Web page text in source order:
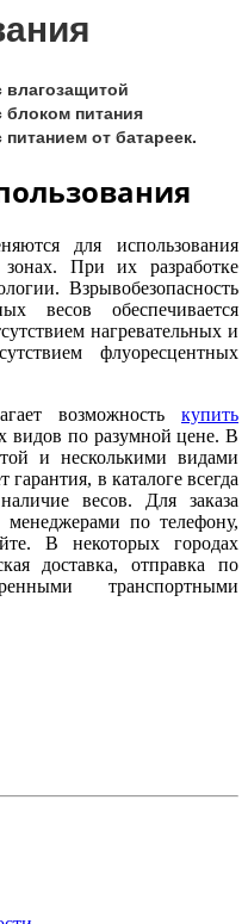
питания
от батареек.
для использования
При их разработке
Взрывобезопасность
весов обеспечивается
нагревательных и
флуоресцентных
возможность купить
видов по разумной цене. В
и несколькими видами
в каталоге всегда
весов. Для заказа
по телефону,
В некоторых городах
доставка, отправка по
транспортными